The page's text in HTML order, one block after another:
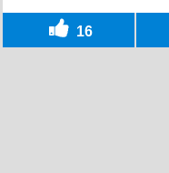
16